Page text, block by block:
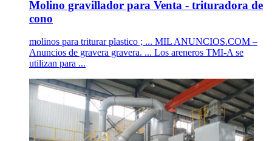
Molino gravillador para Venta - trituradora de
cono
molinos para triturar plastico ; ... MIL ANUNCIOS.COM –
Anuncios de gravera gravera. ... Los areneros TMI-A se
utilizan para ...